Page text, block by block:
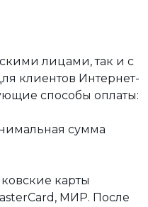
лицами, так и с
клиентов Интернет-
способы оплаты:
сумма
карты
МИР. После